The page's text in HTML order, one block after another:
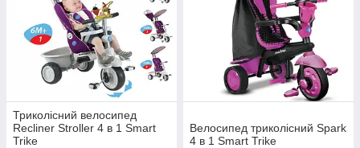
Триколісний велосипед
Recliner Stroller 4 в 1 Smart
Trike
Велосипед триколісний Spark
4 в 1 Smart Trike